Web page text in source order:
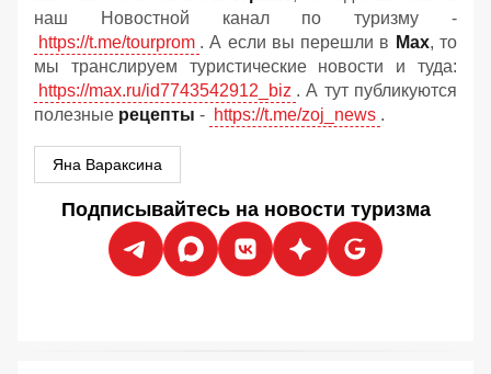
наш Новостной канал по туризму -
https://t.me/tourprom . А если вы перешли в Мах, то
мы транслируем туристические новости и туда:
https://max.ru/id7743542912_biz . А тут публикуются
полезные рецепты - https://t.me/zoj_news .
Яна Вараксина
Подписывайтесь на новости туризма